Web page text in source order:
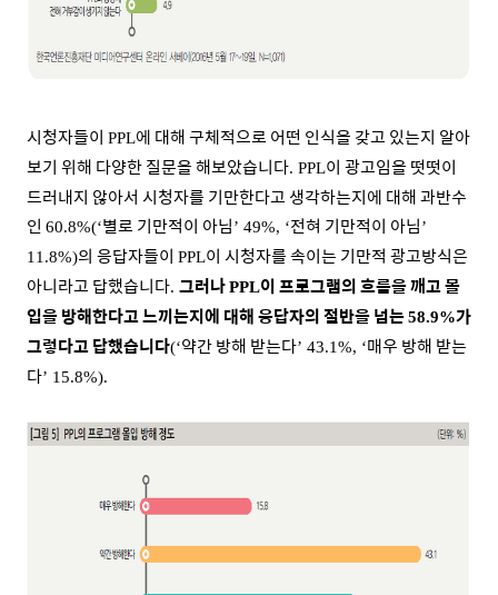
시청자들이 PPL에 대해 구체적으로 어떤 인식을 갖고 있는지 알아
보기 위해 다양한 질문을 해보았습니다. PPL이 광고임을 떳떳이
드러내지 않아서 시청자를 기만한다고 생각하는지에 대해 과반수
인 60.8%(‘별로 기만적이 아님’ 49%, ‘전혀 기만적이 아님’
11.8%)의 응답자들이 PPL이 시청자를 속이는 기만적 광고방식은
아니라고 답했습니다. 그러나PPL이 프로그램의 흐름을 깨고 몰
입을 방해한다고 느끼는지에 대해 응답자의 절반을 넘는58.9%가
그렇다고 답했습니다(‘약간 방해 받는다’ 43.1%, ‘매우 방해 받는
다’ 15.8%).